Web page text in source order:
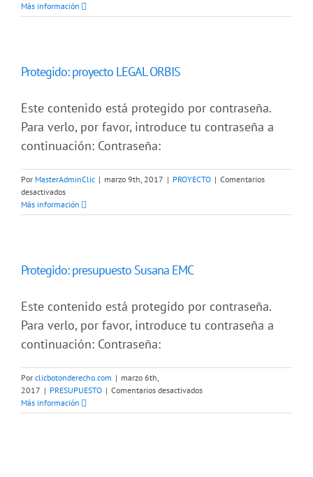
presupuesto
Más información
Protegido: proyecto LEGAL ORBIS
Este contenido está protegido por contraseña.
Para verlo, por favor, introduce tu contraseña a
continuación: Contraseña:
Por MasterAdminClic | marzo 9th, 2017 | PROYECTO | Comentarios
desactivadosen
Protegido:
proyecto
Más información
Protegido: presupuesto Susana EMC
Este contenido está protegido por contraseña.
Para verlo, por favor, introduce tu contraseña a
continuación: Contraseña:
Por clicbotonderecho.com | marzo 6th,
2017 | PRESUPUESTO | Comentarios desactivadosen
presupuesto
Más información